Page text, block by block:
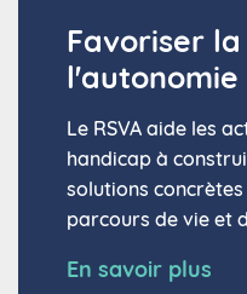
Favoriser
l'autonomie
Le RSVA aide les
handicap à
solutions
parcours de vie et
En savoir plus